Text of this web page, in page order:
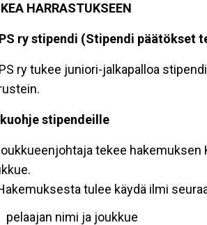
HARRASTUKSEEN
ry stipendi (Stipendi päätökset
ry tukee juniori-jalkapalloa
stipendeille
tekee hakemuksen
tulee käydä ilmi
pelaajan nimi ja joukkue